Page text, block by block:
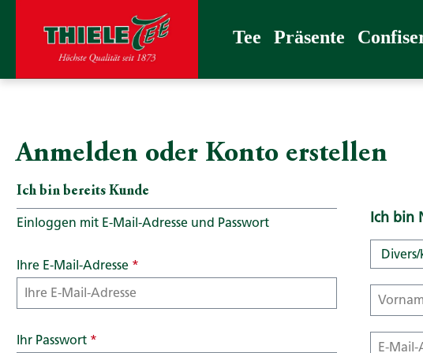
Hauptinhalt springen
Zur Hauptnavigation springen
Tee Präsente
Confiserie
Anmelden oder Konto erstellen
Ich bin bereits Kunde
Einloggen mit E-Mail-Adresse und Passwort
Ihre E-Mail-Adresse *
Ihr Passwort *
Ich bin